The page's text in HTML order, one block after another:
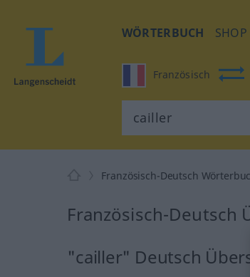
WÖRTERBUCH SHOP
Französisch
Französisch-Deutsch
Französisch-
"cailler" Deutsch